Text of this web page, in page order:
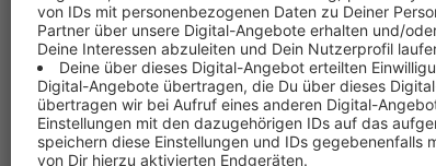
Vor Ort stellten die
davon aus, dass jemand den
Anzeige